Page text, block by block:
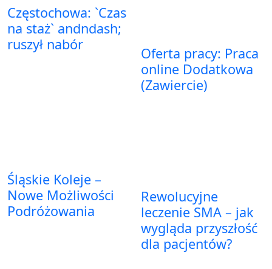
Częstochowa: `Czas
na staż` andndash;
ruszył nabór
Oferta pracy: Praca
online Dodatkowa
(Zawiercie)
Śląskie Koleje –
Nowe Możliwości
Podróżowania
Rewolucyjne
leczenie SMA – jak
wygląda przyszłość
dla pacjentów?